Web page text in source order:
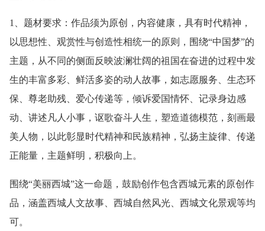
1、题材要求：作品须为原创，内容健康，具有时代精神，
以思想性、观赏性与创造性相统一的原则，围绕“中国梦”的
主题，从不同的侧面反映波澜壮阔的祖国在奋进的过程中发
生的丰富多彩、鲜活多姿的动人故事，如志愿服务、生态环
保、尊老助残、爱心传递等，倾诉爱国情怀、记录身边感
动、讲述凡人小事，讴歌奋斗人生，塑造道德模范，刻画最
美人物，以此彰显时代精神和民族精神，弘扬主旋律、传递
正能量，主题鲜明，积极向上。
围绕“美丽西城”这一命题，鼓励创作包含西城元素的原创作
品，涵盖西城人文故事、西城自然风光、西城文化景观等均
可。